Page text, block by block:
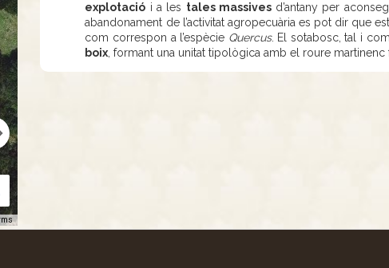
explotació i a les tales massivesd’antany per
abandonament de l’activitat agropecuària es pot dir que
com correspon a l’espècie Quercus. El sotabosc, tal i
boix , formant una unitat tipològica amb el roure martinenc